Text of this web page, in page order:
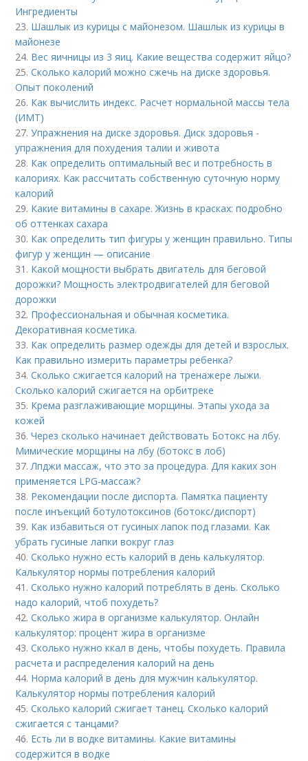
Ингредиенты
23. Шашлык из курицы с майонезом. Шашлык из курицы в
майонезе
24. Вес яичницы из 3 яиц. Какие вещества содержит яйцо?
25.Сколько калорий можно сжечь на диске здоровья.
Опыт поколений
26. Как вычислить индекс. Расчет нормальной массы тела
(ИМТ)
27.Упражнения на диске здоровья. Диск здоровья -
упражнения для похудения талии и живота
28. Как определить оптимальный вес и потребность в
калориях. Как рассчитать собственную суточную норму
калорий
29. Какие витамины в сахаре. Жизнь в красках: подробно
об оттенках сахара
30. Как определить тип фигуры у женщин правильно. Типы
фигур у женщин — описание
31. Какой мощности выбрать двигатель для беговой
дорожки? Мощность электродвигателей для беговой
дорожки
32. Профессиональная и обычная косметика.
Декоративная косметика.
33. Как определить размер одежды для детей и взрослых.
Как правильно измерить параметры ребенка?
34.Сколько сжигается калорий на тренажере лыжи.
Сколько калорий сжигается на орбитреке
35. Крема разглаживающие морщины. Этапы ухода за
кожей
36.Через сколько начинает действовать Ботокс на лбу.
Мимические морщины на лбу (ботокс в лоб)
37. Лпджи массаж, что это за процедура. Для каких зон
применяется LPG-массаж?
38. Рекомендации после диспорта. Памятка пациенту
после инъекций ботулотоксинов (ботокс/диспорт)
39. Как избавиться от гусиных лапок под глазами. Как
убрать гусиные лапки вокруг глаз
40.Сколько нужно есть калорий в день калькулятор.
Калькулятор нормы потребления калорий
41.Сколько нужно калорий потреблять в день. Сколько
надо калорий, чтоб похудеть?
42.Сколько жира в организме калькулятор. Онлайн
калькулятор: процент жира в организме
43.Сколько нужно ккал в день, чтобы похудеть. Правила
расчета и распределения калорий на день
44. Норма калорий в день для мужчин калькулятор.
Калькулятор нормы потребления калорий
45.Сколько калорий сжигает танец. Сколько калорий
сжигается с танцами?
46. Есть ли в водке витамины. Какие витамины
содержится в водке